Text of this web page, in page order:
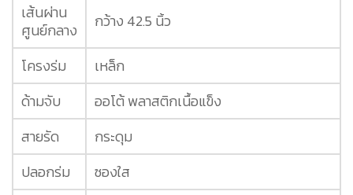
เส้นผ่าน
ศูนย์กลาง
กว้าง 42.5 นิ้ว
โครงร่ม
เหล็ก
ด้ามจับ
ออโต้ พลาสติกเนื้อแข็ง
สายรัด
กระดุม
ปลอกร่ม
ซองใส